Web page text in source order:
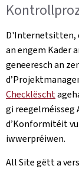
D'Internetsitten,
an engem Kader
geneeresch an
Checklëscht
gi
d’Konformitéit
iwwerpréiwen.
All Site gëtt a